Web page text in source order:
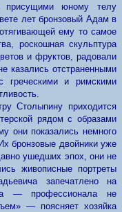
юному телу
лет бронзовый Адам в
ему то самое
роскошная скульптура
и фруктов, радовали
казались отстраненными
и римскими
Столыпину приходится
рядом с образами
они показались немного
бронзовые двойники уже
ушедших эпох, они не
живописные портреты
запечатлено на
— профессионала не
— поясняет хозяйка